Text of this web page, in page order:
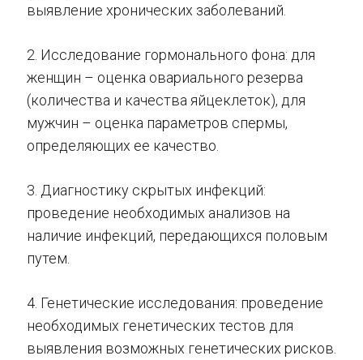
выявление хронических заболеваний.
2. Исследование гормонального фона: для
женщин – оценка овариального резерва
(количества и качества яйцеклеток), для
мужчин – оценка параметров спермы,
определяющих ее качество.
3. Диагностику скрытых инфекций:
проведение необходимых анализов на
наличие инфекций, передающихся половым
путем.
4. Генетические исследования: проведение
необходимых генетических тестов для
выявления возможных генетических рисков.